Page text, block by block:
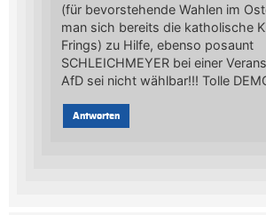
(für bevorstehende Wahlen im
man sich bereits die katholische
Frings) zu Hilfe, ebenso posaunt
SCHLEICHMEYER bei einer
AfD sei nicht wählbar!!! Tolle
Antworten